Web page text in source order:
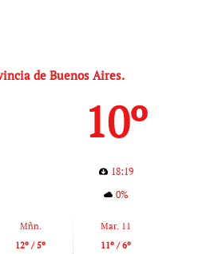
de Buenos Aires.
10º
18:19
0%
Mñn.
12º / 5º
Mar. 11
11º / 6º